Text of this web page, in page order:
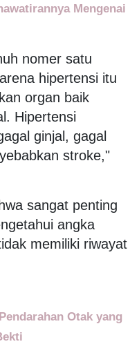
Mengenai
nomer satu
hipertensi itu
organ baik
Hipertensi
ginjal, gagal
stroke,"
sangat penting
angka
memiliki riwayat
Otak yang